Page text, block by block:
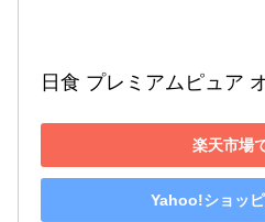
日食 プレミアムピュア
楽天市場
Yahoo!ショッ